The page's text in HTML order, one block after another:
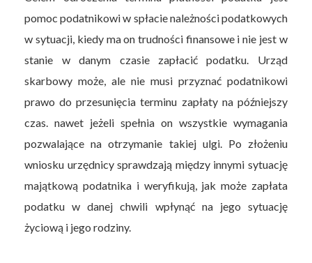
pomoc podatnikowi w spłacie należności podatkowych
w sytuacji, kiedy ma on trudności finansowe i nie jest w
stanie w danym czasie zapłacić podatku. Urząd
skarbowy może, ale nie musi przyznać podatnikowi
prawo do przesunięcia terminu zapłaty na późniejszy
czas. nawet jeżeli spełnia on wszystkie wymagania
pozwalające na otrzymanie takiej ulgi. Po złożeniu
wniosku urzędnicy sprawdzają między innymi sytuację
majątkową podatnika i weryfikują, jak może zapłata
podatku w danej chwili wpłynąć na jego sytuację
życiową i jego rodziny.